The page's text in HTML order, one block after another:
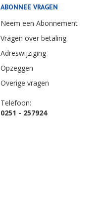
ABONNEE VRAGEN
Neem een Abonnement
Vragen over betaling
Adreswijziging
Opzeggen
Overige vragen
Telefoon:
0251 - 257924